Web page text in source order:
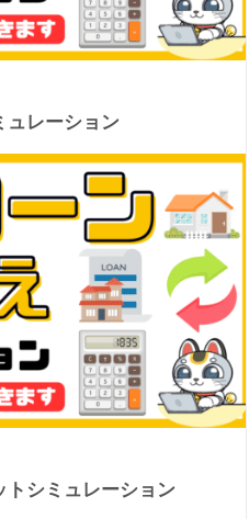
ュレーション
トシミュレーション